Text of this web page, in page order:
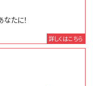
たに！
詳しくはこちら